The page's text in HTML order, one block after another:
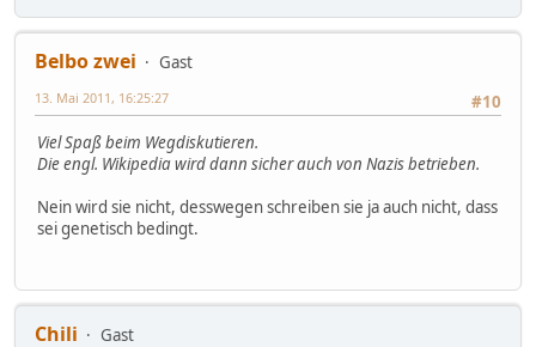
Belbo zwei
Gast
#10
13. Mai 2011, 16:25:27
Viel Spaß beim Wegdiskutieren.
Die engl. Wikipedia wird dann sicher auch von Nazis betrieben.
Nein wird sie nicht, desswegen schreiben sie ja auch nicht, dass
sei genetisch bedingt.
Chili
Gast